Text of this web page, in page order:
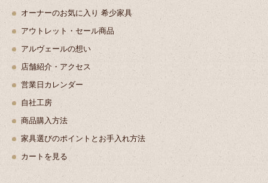
オーナーのお気に入り 希少家具
アウトレット・セール商品
アルヴェールの想い
店舗紹介・アクセス
営業日カレンダー
自社工房
商品購入方法
家具選びのポイントとお手入れ方法
カートを見る